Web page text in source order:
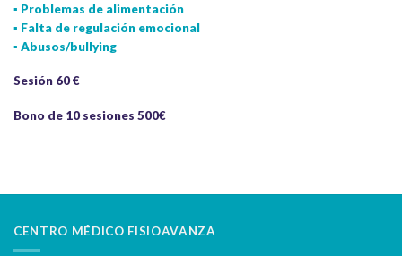
▪ Problemas de alimentación
▪ Falta de regulación emocional
▪ Abusos/bullying
Sesión 60 €
Bono de 10 sesiones 500€
CENTRO MÉDICO FISIOAVANZA